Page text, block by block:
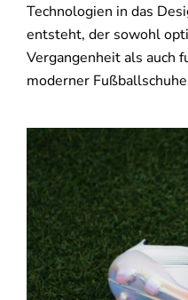
Technologien in das
entsteht, der sowohl
Vergangenheit als auch
moderner